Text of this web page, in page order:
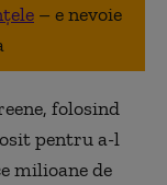
– e nevoie
folosind
pentru a-l
milioane de